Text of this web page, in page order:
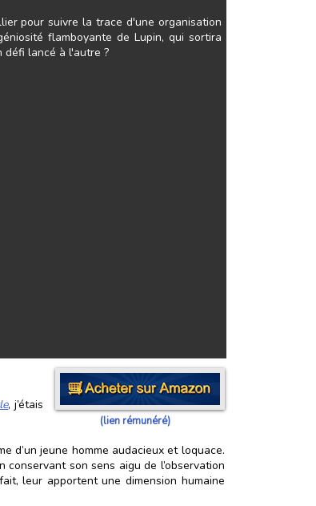
pour suivre la trace d'une organisation
flamboyante de Lupin, qui sortira
défi lancé à l'autre ?
(lien rémunéré)
, j’étais
d’un jeune homme audacieux et loquace.
son sens aigu de l’observation
leur apportent une dimension humaine